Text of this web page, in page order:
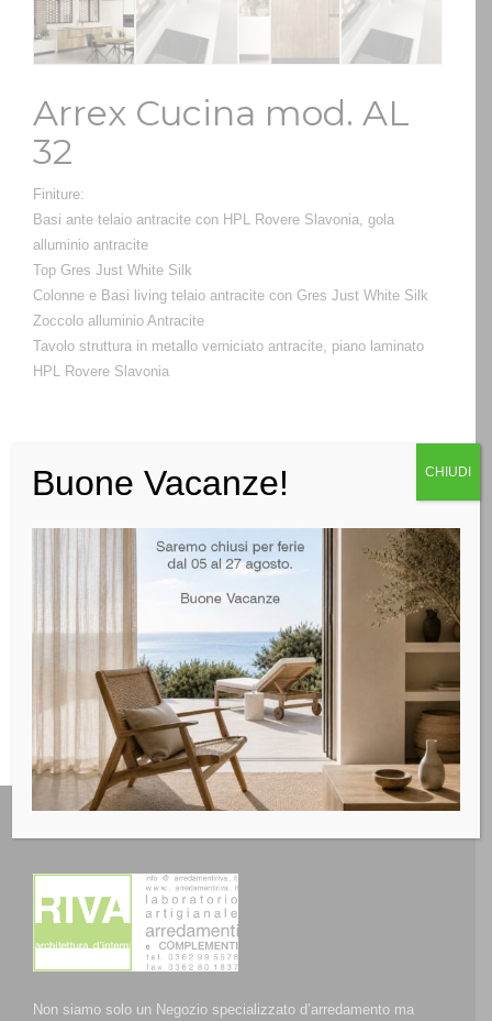
Arrex Cucina mod. AL
32
Finiture:
Basi ante telaio antracite con HPL Rovere Slavonia, gola
alluminio antracite
Top Gres Just White Silk
Colonne e Basi living telaio antracite con Gres Just White Silk
Zoccolo alluminio Antracite
Tavolo struttura in metallo verniciato antracite, piano laminato
HPL Rovere Slavonia
Moderne
RICHIEDI INFO
Non siamo solo un Negozio specializzato d’arredamento ma
Buone Vacanze! CHIUDI